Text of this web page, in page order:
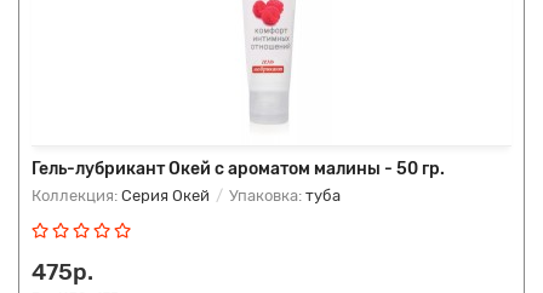
Гель-лубрикант Окей с ароматом малины - 50 гр.
Коллекция: Серия Окей Упаковка: туба
475р.